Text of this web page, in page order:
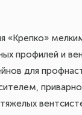
«Крепко»
профилей и
для
тяжелых